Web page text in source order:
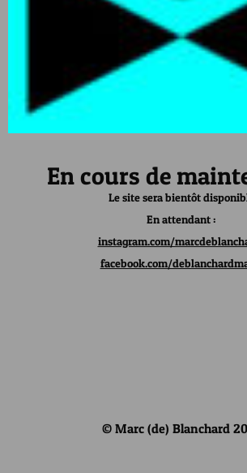
En cours de
Le site sera bientôt
En attendant :
instagram.com/
facebook.com/
© Marc (de) Blanchard